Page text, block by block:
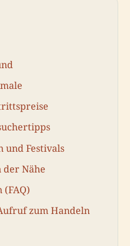
und Festivals
Nähe
zum Handeln